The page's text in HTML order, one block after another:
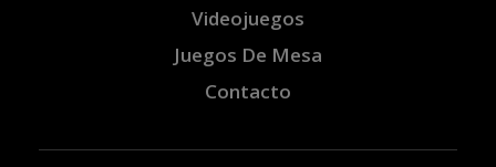
Videojuegos
Juegos De Mesa
Contacto